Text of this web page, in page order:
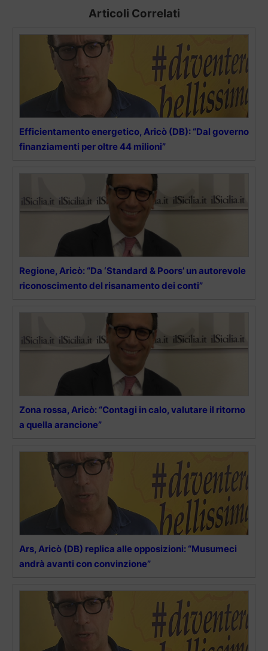
Articoli Correlati
Efficientamento energetico, Aricò (DB): “Dal governo
finanziamenti per oltre 44 milioni”
Regione, Aricò: “Da ‘Standard & Poors’ un autorevole
riconoscimento del risanamento dei conti”
Zona rossa, Aricò: “Contagi in calo, valutare il ritorno
a quella arancione”
Ars, Aricò (DB) replica alle opposizioni: “Musumeci
andrà avanti con convinzione”